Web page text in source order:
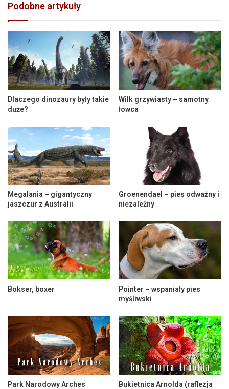
Podobne artykuły
Dlaczego dinozaury były takie
duże?
Wilk grzywiasty – samotny
łowca
Megalania – gigantyczny
jaszczur z Australii
Groenendael – pies odważny i
niezależny
Bokser, boxer
Pointer – wspaniały pies
myśliwski
Park Narodowy Arches
Bukietnica Arnolda (raflezja